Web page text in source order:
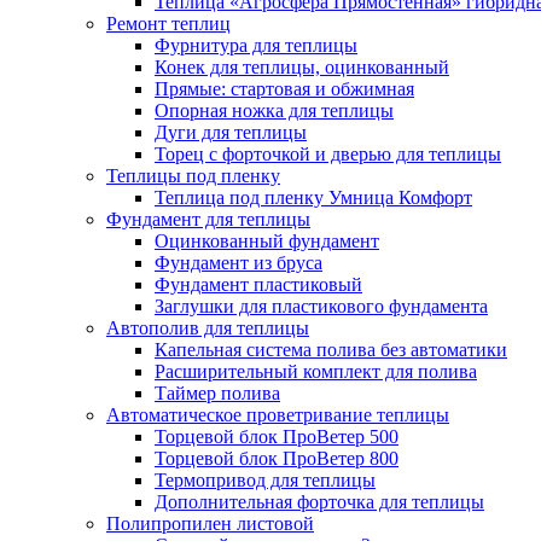
Ремонт теплиц
Фурнитура для теплицы
Конек для теплицы, оцинкованный
Прямые: стартовая и обжимная
Опорная ножка для теплицы
Дуги для теплицы
Торец с форточкой и дверью для теплицы
Теплицы под пленку
Теплица под пленку Умница Комфорт
Фундамент для теплицы
Оцинкованный фундамент
Фундамент из бруса
Фундамент пластиковый
Заглушки для пластикового фундамента
Автополив для теплицы
Капельная система полива без автоматики
Расширительный комплект для полива
Таймер полива
Автоматическое проветривание теплицы
Торцевой блок ПроВетер 500
Торцевой блок ПроВетер 800
Термопривод для теплицы
Дополнительная форточка для теплицы
Полипропилен листовой